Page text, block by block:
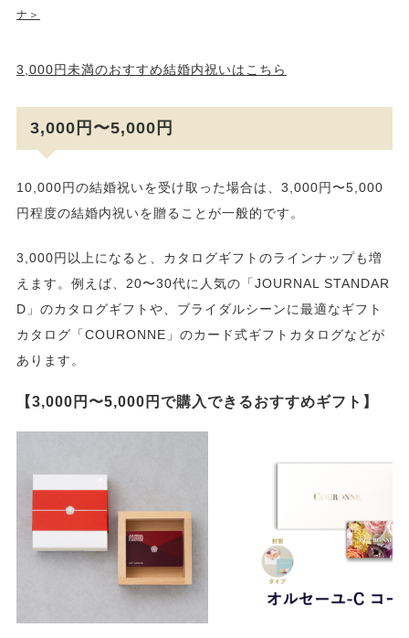
ナ＞
3,000円未満のおすすめ結婚内祝いはこちら
3,000円〜5,000円
10,000円の結婚祝いを受け取った場合は、3,000円〜5,000
円程度の結婚内祝いを贈ることが一般的です。
3,000円以上になると、カタログギフトのラインナップも増
えます。例えば、20〜30代に人気の「JOURNAL STANDAR
D」のカタログギフトや、ブライダルシーンに最適なギフト
カタログ「COURONNE」のカード式ギフトカタログなどが
あります。
【3,000円〜5,000円で購入できるおすすめギフト】